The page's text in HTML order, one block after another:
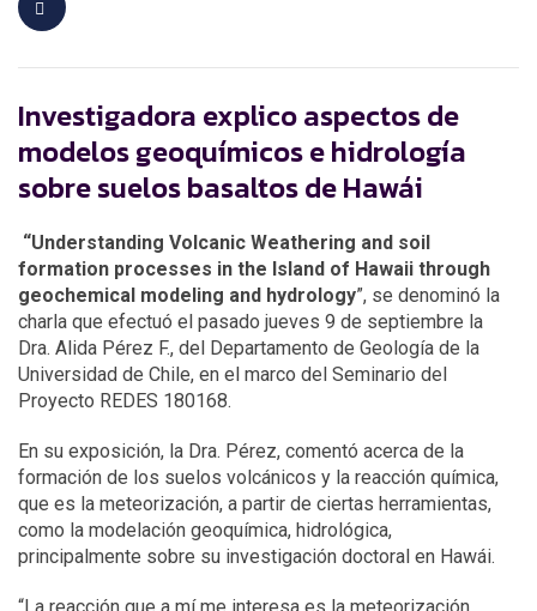
Investigadora explico aspectos de
modelos geoquímicos e hidrología
sobre suelos basaltos de Hawái
“Understanding Volcanic Weathering and soil
formation processes in the Island of Hawaii through
geochemical modeling and hydrology”, se denominó la
charla que efectuó el pasado jueves 9 de septiembre la
Dra. Alida Pérez F., del Departamento de Geología de la
Universidad de Chile, en el marco del Seminario del
Proyecto REDES 180168.
En su exposición, la Dra. Pérez, comentó acerca de la
formación de los suelos volcánicos y la reacción química,
que es la meteorización, a partir de ciertas herramientas,
como la modelación geoquímica, hidrológica,
principalmente sobre su investigación doctoral en Hawái.